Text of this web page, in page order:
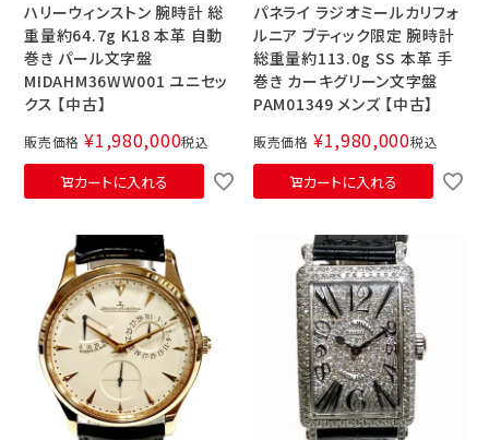
ハリーウィンストン 腕時計 総
重量約64.7g K18 本革 自動
巻き パール文字盤
MIDAHM36WW001 ユニセッ
クス 【中古】
販売価格 ¥1,980,000税込
カートに入れる
パネライ ラジオミールカリフォ
ルニア ブティック限定 腕時計
総重量約113.0g SS 本革 手
巻き カーキグリーン文字盤
PAM01349 メンズ 【中古】
販売価格 ¥1,980,000税込
カートに入れる